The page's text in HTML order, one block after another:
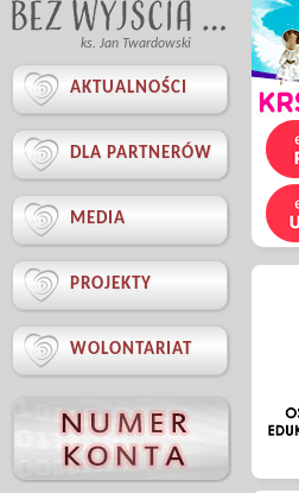
ks. Jan Twardowski
 AKTUALNOŚCI
 DLA PARTNERÓW
 MEDIA
 PROJEKTY
 WOLONTARIAT